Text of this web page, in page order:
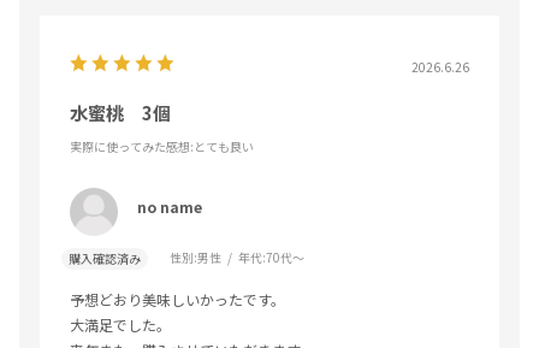
2026.6.26
水蜜桃 3個
実際に使ってみた感想:とても良い
no name
購入確認済み 性別:男性 年代:70代～
予想どおり美味しいかったです。
大満足でした。